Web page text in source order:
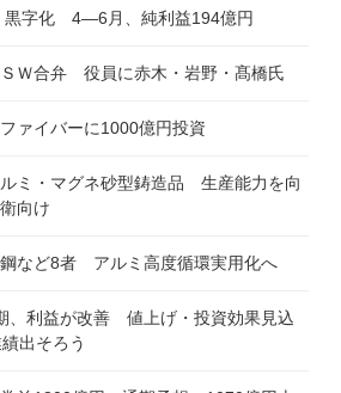
黒字化 4―6月、純利益194億円
ＳＷ合弁 役員に赤木・岩野・髙橋氏
ァイバーに1000億円投資
ミ・マグネ砂型鋳造品 生産能力を向
向け
鋼など8者 アルミ高度循環実用化へ
利益が改善 値上げ・投資効果見込
出そろう